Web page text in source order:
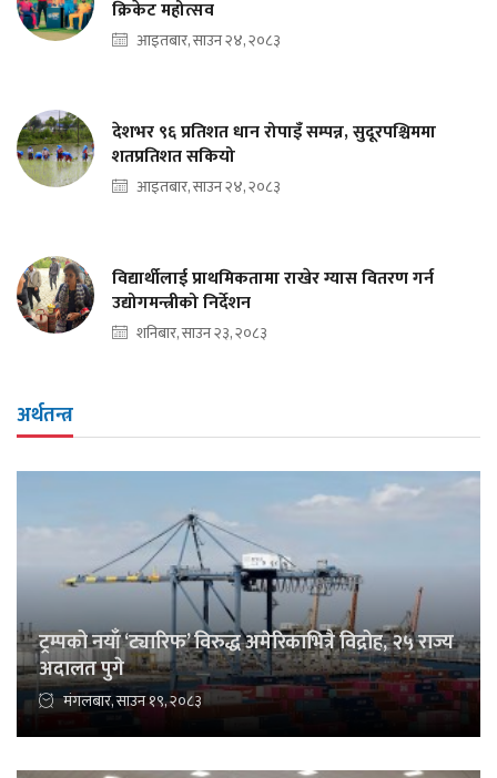
क्रिकेट महोत्सव
आइतबार, साउन २४, २०८३
देशभर ९६ प्रतिशत धान रोपाइँ सम्पन्न, सुदूरपश्चिममा
शतप्रतिशत सकियो
आइतबार, साउन २४, २०८३
विद्यार्थीलाई प्राथमिकतामा राखेर ग्यास वितरण गर्न
उद्योगमन्त्रीको निर्देशन
शनिबार, साउन २३, २०८३
अर्थतन्त्र
ट्रम्पको नयाँ ‘ट्यारिफ’ विरुद्ध अमेरिकाभित्रै विद्रोह, २५ राज्य
अदालत पुगे
मंगलबार, साउन १९, २०८३